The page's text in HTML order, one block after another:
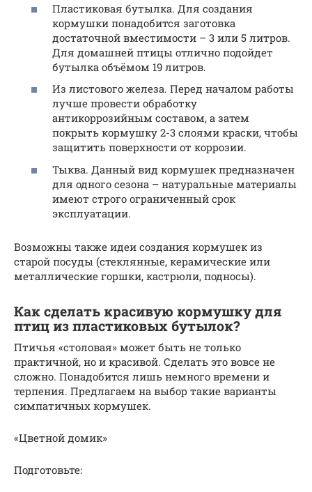
Пластиковая бутылка. Для создания
кормушки понадобится заготовка
достаточной вместимости – 3 или 5 литров.
Для домашней птицы отлично подойдет
бутылка объёмом 19 литров.
Из листового железа. Перед началом работы
лучше провести обработку
антикоррозийным составом, а затем
покрыть кормушку 2-3 слоями краски, чтобы
защитить поверхности от коррозии.
Тыква. Данный вид кормушек предназначен
для одного сезона – натуральные материалы
имеют строго ограниченный срок
эксплуатации.
Возможны также идеи создания кормушек из
старой посуды (стеклянные, керамические или
металлические горшки, кастрюли, подносы).
Как сделать красивую кормушку для
птиц из пластиковых бутылок?
Птичья «столовая» может быть не только
практичной, но и красивой. Сделать это вовсе не
сложно. Понадобится лишь немного времени и
терпения. Предлагаем на выбор такие варианты
симпатичных кормушек.
«Цветной домик»
Подготовьте: